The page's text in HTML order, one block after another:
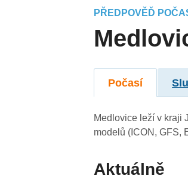
PŘEDPOVĚĎ
Počasí
Medlovice leží v kraji
modelů (ICON, GFS,
Aktuálně